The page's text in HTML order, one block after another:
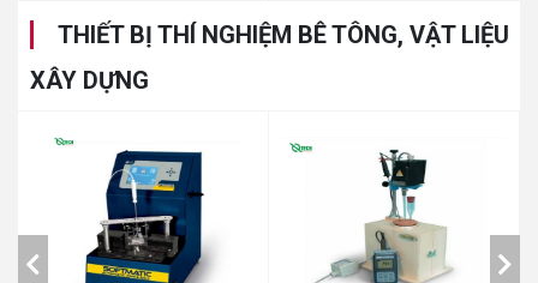
THIẾT BỊ THÍ NGHIỆM BÊ TÔNG, VẬT LIỆU
XÂY DỰNG